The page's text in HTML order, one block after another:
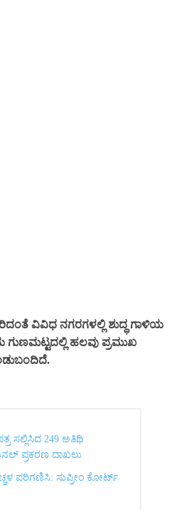
ವಿವಿಧ ನಗರಗಳಲ್ಲಿ ಶುದ್ಧ ಗಾಳಿಯ
ಹಲವು ಪ್ರಮುಖ
ಸಲ್ಲಿಸಿದ 249 ಅತಿಥಿ
ಪ್ರಕರಣ ದಾಖಲು
ಪರಿಗಣಿಸಿ: ಸುಪ್ರೀಂ ಕೋರ್ಟ್